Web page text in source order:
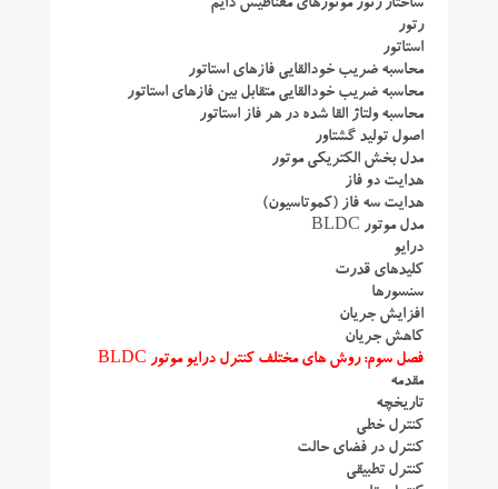
ساختار رتور موتورهای مغناطیس دایم
رتور
استاتور
محاسبه ضریب خودالقایی فازهای استاتور
محاسبه ضریب خودالقایی متقابل بین فازهای استاتور
محاسبه ولتاژ القا شده در هر فاز استاتور
اصول تولید گشتاور
مدل بخش الکتریکی موتور
هدایت دو فاز
هدایت سه فاز (کموتاسیون)
مدل موتور BLDC
درایو
کلیدهای قدرت
سنسورها
افزایش جریان
کاهش جریان
فصل سوم: روش های مختلف کنترل درایو موتور BLDC
مقدمه
تاریخچه
کنترل خطی
کنترل در فضای حالت
کنترل تطبیقی